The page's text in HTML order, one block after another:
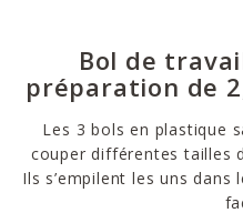
Bol de
préparation de
Les 3 bols en plastique
couper différentes tailles
Ils s’empilent les uns